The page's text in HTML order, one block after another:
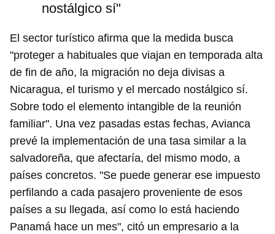
nostálgico sí"
El sector turístico afirma que la medida busca
"proteger a habituales que viajan en temporada alta
de fin de año, la migración no deja divisas a
Nicaragua, el turismo y el mercado nostálgico sí.
Sobre todo el elemento intangible de la reunión
familiar". Una vez pasadas estas fechas, Avianca
prevé la implementación de una tasa similar a la
salvadoreña, que afectaría, del mismo modo, a
países concretos. "Se puede generar ese impuesto
perfilando a cada pasajero proveniente de esos
países a su llegada, así como lo está haciendo
Panamá hace un mes", citó un empresario a la